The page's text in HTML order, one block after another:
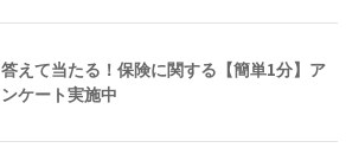
答えて当たる！保険に関する【簡単1分】ア
ンケート実施中